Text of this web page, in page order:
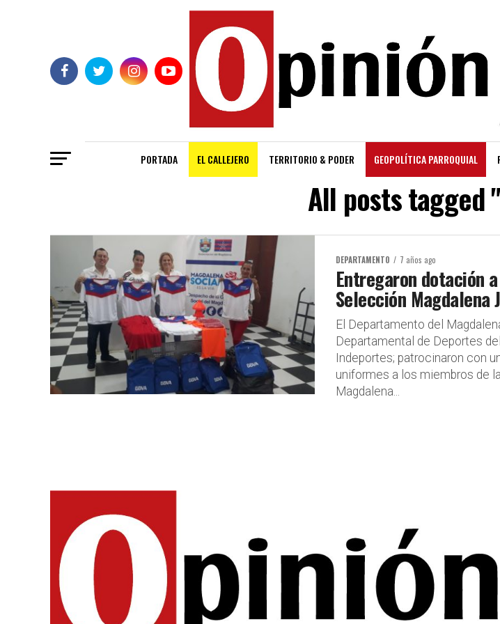
PORTADA EL CALLEJERO TERRITORIO & PODER GEOPOLÍTICA PARROQUIAL
All posts tagged
DEPARTAMENTO 7 años ago
Entregaron dotación
Selección Magdalena
El Departamento del
Departamental de Deportes
Indeportes; patrocinaron con
uniformes a los miembros de
Magdalena...